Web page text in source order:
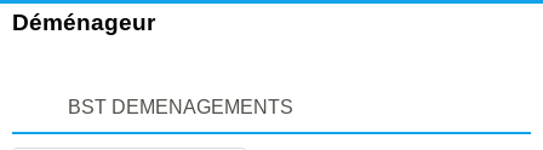
Vous Êtes Un Client
Déménageur
BST DEMENAGEMENTS